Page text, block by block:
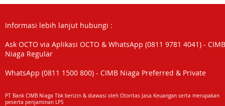
Informasi lebih lanjut hubungi :
Ask OCTO via Aplikasi OCTO & WhatsApp (0811 9781 4041) - CIMB
Niaga Regular
WhatsApp (0811 1500 800) - CIMB Niaga Preferred & Private
PT Bank CIMB Niaga Tbk berizin & diawasi oleh Otoritas Jasa Keuangan serta merupakan
peserta penjaminan LPS